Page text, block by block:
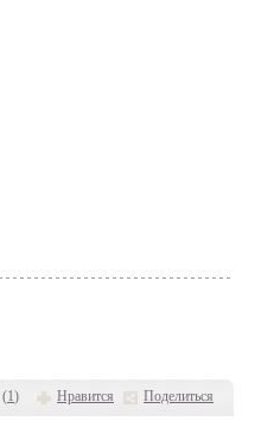
(1) Нравится Поделиться